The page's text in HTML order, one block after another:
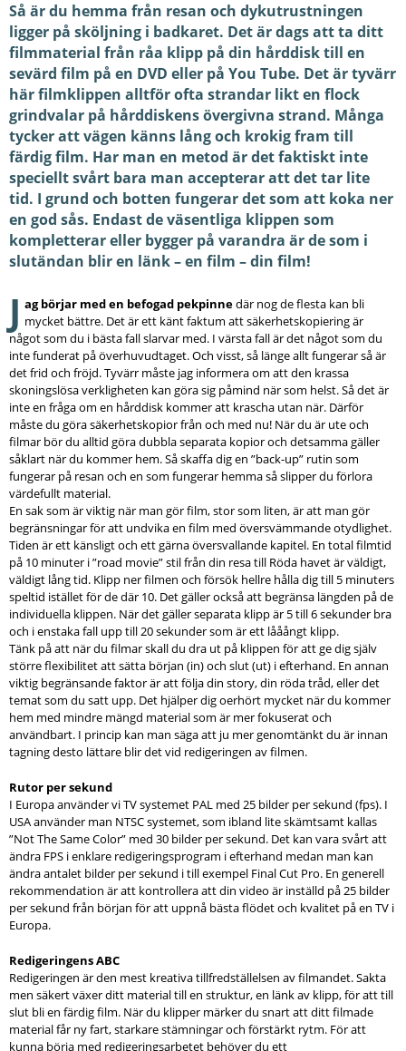
Så är du hemma från resan och dykutrustningen
ligger på sköljning i badkaret. Det är dags att ta ditt
filmmaterial från råa klipp på din hårddisk till en
sevärd film på en DVD eller på You Tube. Det är tyvärr
här filmklippen alltför ofta strandar likt en flock
grindvalar på hårddiskens övergivna strand. Många
tycker att vägen känns lång och krokig fram till
färdig film. Har man en metod är det faktiskt inte
speciellt svårt bara man accepterar att det tar lite
tid. I grund och botten fungerar det som att koka ner
en god sås. Endast de väsentliga klippen som
kompletterar eller bygger på varandra är de som i
slutändan blir en länk – en film – din film!
J ag börjar med en befogad pekpinnedär nog de flesta kan bli
mycket bättre. Det är ett känt faktum att säkerhetskopiering är
något som du i bästa fall slarvar med. I värsta fall är det något som du
inte funderat på överhuvudtaget. Och visst, så länge allt fungerar så är
det frid och fröjd. Tyvärr måste jag informera om att den krassa
skoningslösa verkligheten kan göra sig påmind när som helst. Så det är
inte en fråga om en hårddisk kommer att krascha utan när. Därför
måste du göra säkerhetskopior från och med nu! När du är ute och
filmar bör du alltid göra dubbla separata kopior och detsamma gäller
såklart när du kommer hem. Så skaffa dig en ”back-up” rutin som
fungerar på resan och en som fungerar hemma så slipper du förlora
värdefullt material.
En sak som är viktig när man gör film, stor som liten, är att man gör
begränsningar för att undvika en film med översvämmande otydlighet.
Tiden är ett känsligt och ett gärna översvallande kapitel. En total filmtid
på 10 minuter i ”road movie” stil från din resa till Röda havet är väldigt,
väldigt lång tid. Klipp ner filmen och försök hellre hålla dig till 5 minuters
speltid istället för de där 10. Det gäller också att begränsa längden på de
individuella klippen. När det gäller separata klipp är 5 till 6 sekunder bra
och i enstaka fall upp till 20 sekunder som är ett lååångt klipp.
Tänk på att när du filmar skall du dra ut på klippen för att ge dig själv
större flexibilitet att sätta början (in) och slut (ut) i efterhand. En annan
viktig begränsande faktor är att följa din story, din röda tråd, eller det
temat som du satt upp. Det hjälper dig oerhört mycket när du kommer
hem med mindre mängd material som är mer fokuserat och
användbart. I princip kan man säga att ju mer genomtänkt du är innan
tagning desto lättare blir det vid redigeringen av filmen.
Rutor per sekund
I Europa använder vi TV systemet PAL med 25 bilder per sekund (fps). I
USA använder man NTSC systemet, som ibland lite skämtsamt kallas
”Not The Same Color” med 30 bilder per sekund. Det kan vara svårt att
ändra FPS i enklare redigeringsprogram i efterhand medan man kan
ändra antalet bilder per sekund i till exempel Final Cut Pro. En generell
rekommendation är att kontrollera att din video är inställd på 25 bilder
per sekund från början för att uppnå bästa flödet och kvalitet på en TV i
Europa.
Redigeringens ABC
Redigeringen är den mest kreativa tillfredställelsen av filmandet. Sakta
men säkert växer ditt material till en struktur, en länk av klipp, för att till
slut bli en färdig film. När du klipper märker du snart att ditt filmade
material får ny fart, starkare stämningar och förstärkt rytm. För att
kunna börja med redigeringsarbetet behöver du ett